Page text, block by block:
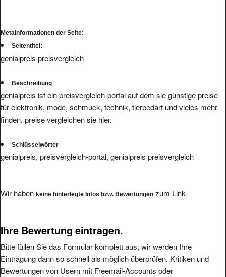
Metainformationen der Seite:
Seitentitel:
genialpreis preisvergleich
Beschreibung
genialpreis ist ein preisvergleich-portal auf dem sie günstige preise
für elektronik, mode, schmuck, technik, tierbedarf und vieles mehr
finden. preise vergleichen sie hier.
Schlüsselwörter
genialpreis, preisvergleich-portal, genialpreis preisvergleich
Wir haben keine hinterlegte Infos bzw. Bewertungen zum Link.
Ihre Bewertung eintragen.
Bitte füllen Sie das Formular komplett aus, wir werden Ihre
Eintragung dann so schnell als möglich überprüfen. Kritiken und
Bewertungen von Usern mit Freemail-Accounts oder